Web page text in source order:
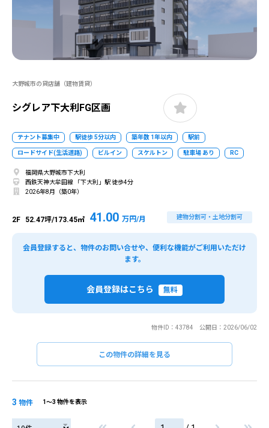
大野城市の貸店舗（建物賃貸）
シグレア下大利FG区画
テナント募集中 駅徒歩 5分以内 築年数 1年以内 駅前
ロードサイド(生活道路) ビルイン スケルトン 駐車場 あり RC
福岡県大野城市下大利
西鉄天神大牟田線 「下大利」駅 徒歩4分
2026年8月（築0年）
2F 52.47坪/173.45㎡ 41.00 万円/月 建物分割可・土地分割可
会員登録すると、物件のお問い合せや、便利な機能がご利用いただけ
ます。
会員登録はこちら 無料
物件ID：43784 公開日：2026/06/02
この物件の詳細を見る
3 物件 1〜3 物件を表示